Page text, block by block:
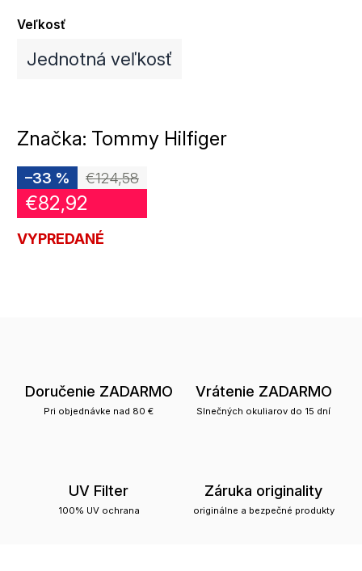
Veľkosť
Jednotná veľkosť
Značka: Tommy Hilfiger
€124,58
–33 %
€82,92
VYPREDANÉ
Doručenie ZADARMO
Pri objednávke nad 80 €
Vrátenie ZADARMO
Slnečných okuliarov do 15 dní
UV Filter
100% UV ochrana
Záruka originality
originálne a bezpečné produkty